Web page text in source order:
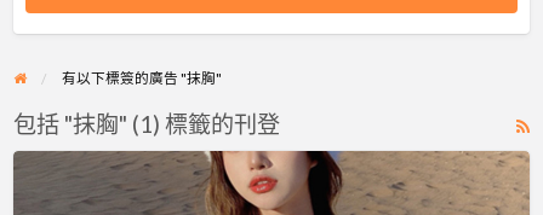
有以下標簽的廣告 "抹胸"
包括 "抹胸" (1) 標籤的刊登
LAZO